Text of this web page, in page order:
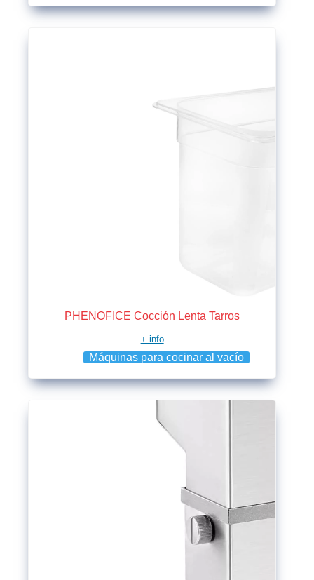
PHENOFICE Cocción Lenta Tarros
+ info
Máquinas para cocinar al vacío